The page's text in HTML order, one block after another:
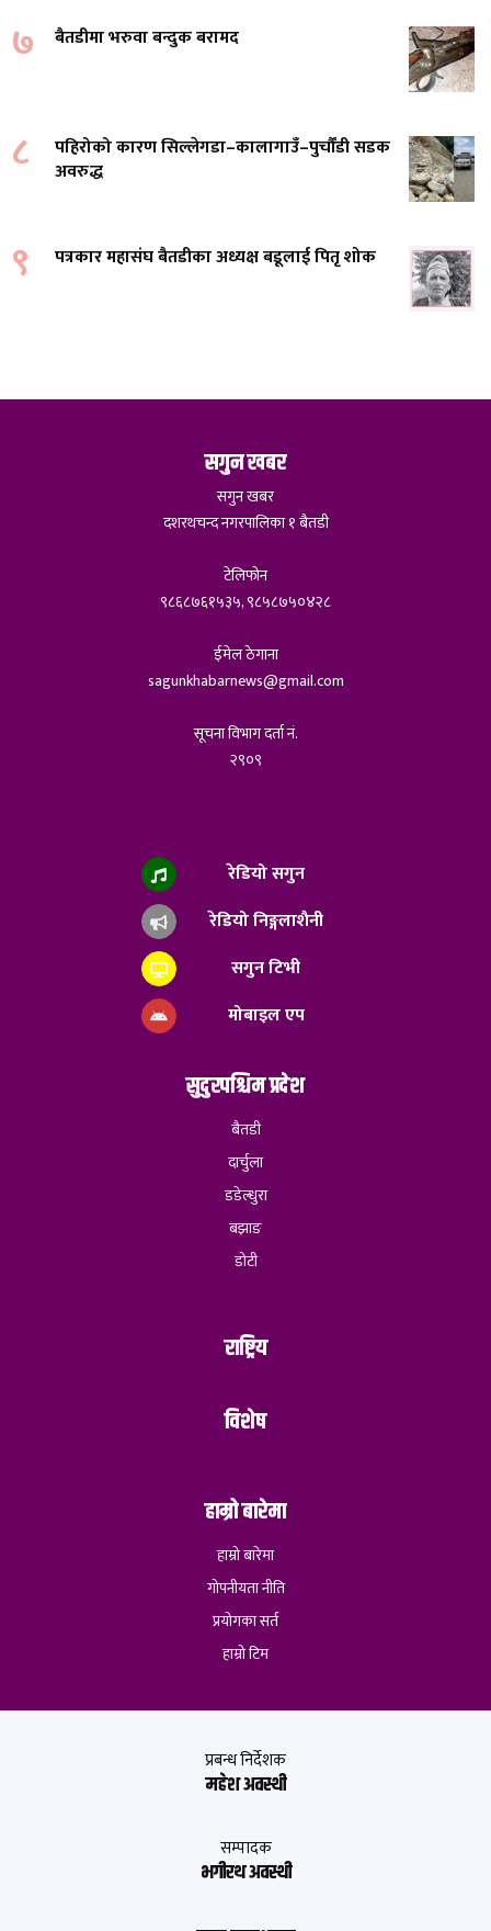
७ बैतडीमा भरुवा बन्दुक बरामद
८
पहिरोको कारण सिल्लेगडा–कालागाउँ–पुर्चौंडी सडक
अवरुद्ध
९ पत्रकार महासंघ बैतडीका अध्यक्ष बडूलाई पितृ शोक
सगुन खबर
सगुन खबर
दशरथचन्द नगरपालिका १ बैतडी
टेलिफोन
९८६८७६१५३५, ९८५८७५०४२८
ईमेल ठेगाना
sagunkhabarnews@gmail.com
सूचना विभाग दर्ता नं.
२९०९
रेडियो सगुन
रेडियो निङ्गलाशैनी
सगुन टिभी
मोबाइल एप
सुदुरपश्चिम प्रदेश
बैतडी
दार्चुला
डडेल्धुरा
बझाङ
डोटी
राष्ट्रिय
विशेष
हाम्रो बारेमा
हाम्रो बारेमा
गोपनीयता नीति
प्रयोगका सर्त
हाम्रो टिम
प्रबन्ध निर्देशक
महेश अवस्थी
सम्पादक
भगीरथ अवस्थी